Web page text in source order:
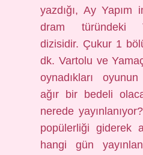
yazdığı, Ay Yapım
dram türündeki
dizisidir. Çukur 1
dk. Vartolu ve
oynadıkları
ağır bir bedeli
nerede
popülerliği giderek
hangi gün